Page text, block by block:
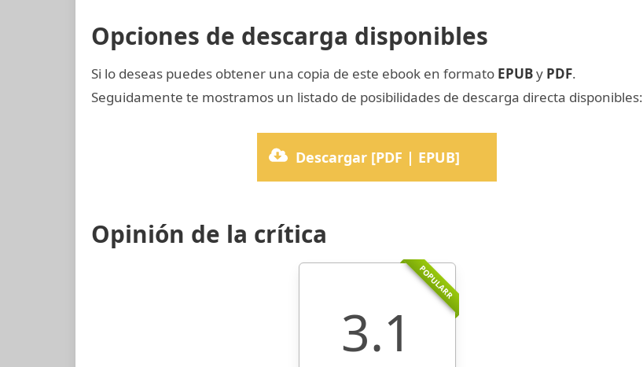
Opciones de descarga disponibles
Si lo deseas puedes obtener una copia de este ebook en formato EPUBy PDF.
Seguidamente te mostramos un listado de posibilidades de descarga directa disponibles:
Descargar [PDF | EPUB]
Opinión de la crítica
POPULARR
3.1